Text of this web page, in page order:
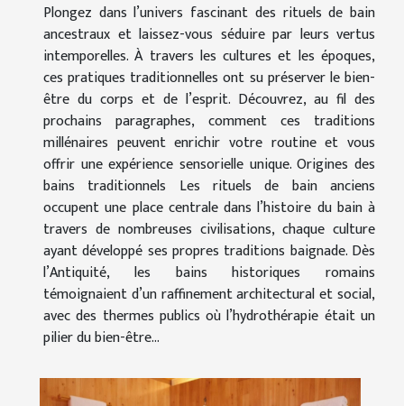
Plongez dans l’univers fascinant des rituels de bain
ancestraux et laissez-vous séduire par leurs vertus
intemporelles. À travers les cultures et les époques,
ces pratiques traditionnelles ont su préserver le bien-
être du corps et de l’esprit. Découvrez, au fil des
prochains paragraphes, comment ces traditions
millénaires peuvent enrichir votre routine et vous
offrir une expérience sensorielle unique. Origines des
bains traditionnels Les rituels de bain anciens
occupent une place centrale dans l’histoire du bain à
travers de nombreuses civilisations, chaque culture
ayant développé ses propres traditions baignade. Dès
l’Antiquité, les bains historiques romains
témoignaient d’un raffinement architectural et social,
avec des thermes publics où l’hydrothérapie était un
pilier du bien-être...